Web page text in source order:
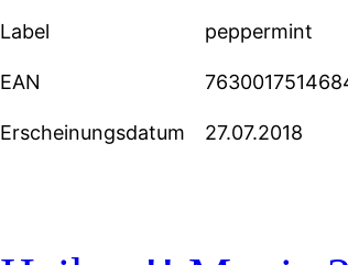
Label peppermint
EAN
Erscheinungsdatum 27.07.2018